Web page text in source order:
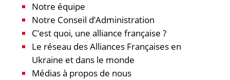
Notre équipe
Notre Conseil d’Administration
C’est quoi, une alliance française ?
Le réseau des Alliances Françaises en
Ukraine et dans le monde
Médias à propos de nous